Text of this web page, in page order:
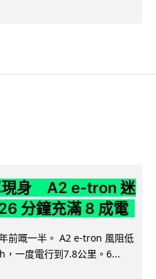
現身 A2 e-tron 迷
分鐘充滿 8 成電
前嘅一半。 A2 e-tron 風阻低
，一度電行到7.8公里。6...